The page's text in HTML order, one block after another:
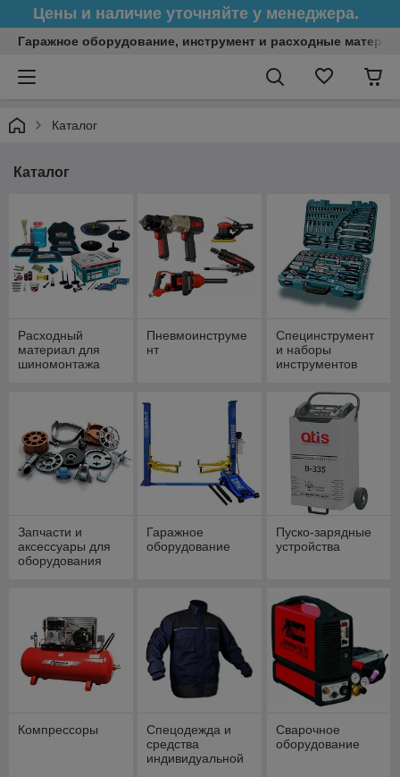
Цены и наличие уточняйте у менеджера.
Гаражное оборудование, инструмент и расходные
Каталог
Каталог
Расходный
материал для
шиномонтажа
Пневмоинструме
нт
Специнструмент
и наборы
инструментов
Запчасти и
аксессуары для
оборудования
Гаражное
оборудование
Пуско-зарядные
устройства
Компрессоры
Спецодежда и
средства
индивидуальной
Сварочное
оборудование